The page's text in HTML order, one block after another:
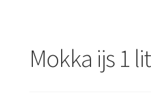
Mokka ijs 1